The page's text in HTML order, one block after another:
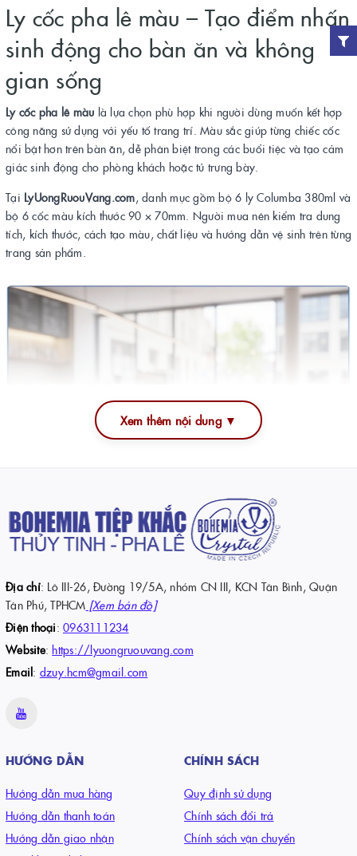
Ly cốc pha lê màu – Tạo điểm nhấn
sinh động cho bàn ăn và không
gian sống
Ly cốc pha lê màu là lựa chọn phù hợp khi người dùng muốn kết hợp
công năng sử dụng với yếu tố trang trí. Màu sắc giúp từng chiếc cốc
nổi bật hơn trên bàn ăn, dễ phân biệt trong các buổi tiệc và tạo cảm
giác sinh động cho phòng khách hoặc tủ trưng bày.
Tại LyUongRuouVang.com, danh mục gồm bộ 6 ly Columba 380ml và
bộ 6 cốc màu kích thước 90 × 70mm. Người mua nên kiểm tra dung
tích, kích thước, cách tạo màu, chất liệu và hướng dẫn vệ sinh trên từng
trang sản phẩm.
Bộ ly pha lê màu Columba 380ml gồm nhiều màu sắc, phù hợp uống
nước, cocktail và trang trí bàn tiệc.
Mục lục nhanh:
Các phong cách pha lê màu phổ biến
Cách chọn theo nhu cầu
Chọn theo dung tích và kích thước
Ứng dụng thực tế
Xem thêm nội dung ▼
Địa chỉ: Lô III-26, Đường 19/5A, nhóm CN III, KCN Tân Bình, Quận
Tân Phú, TPHCM [Xem bản đồ]
Điện thoại: 0963111234
Website:https://lyuongruouvang.com
Email: dzuy.hcm@gmail.com
HƯỚNG DẪN
Hướng dẫn mua hàng
Hướng dẫn thanh toán
Hướng dẫn giao nhận
CHÍNH SÁCH
Quy định sử dụng
Chính sách đổi trả
Chính sách vận chuyển